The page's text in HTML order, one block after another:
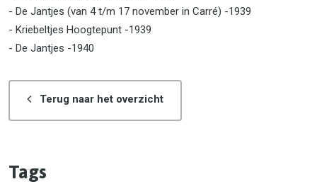
- De Jantjes (van 4 t/m 17 november in Carré) -1939
- Kriebeltjes Hoogtepunt -1939
- De Jantjes -1940
Terug naar het overzicht
Tags